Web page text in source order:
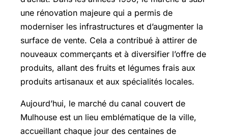
une rénovation majeure qui a permis de
moderniser les infrastructures et d’augmenter la
surface de vente. Cela a contribué à attirer de
nouveaux commerçants et à diversifier l’offre de
produits, allant des fruits et légumes frais aux
produits artisanaux et aux spécialités locales.
Aujourd’hui, le marché du canal couvert de
Mulhouse est un lieu emblématique de la ville,
accueillant chaque jour des centaines de